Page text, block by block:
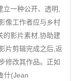
一种公开、透明,
像工作者应与乡村
的影片素材,协助建
片剪辑完成之后,返
修改其作品。正如
什(Jean